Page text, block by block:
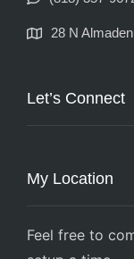
28 N
Let’s Connect
My Location
Feel free to